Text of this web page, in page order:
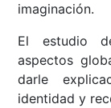
imaginación.
El estudio
aspectos
darle
identidad y